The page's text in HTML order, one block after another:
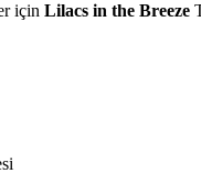
için Lilacs in the Breeze